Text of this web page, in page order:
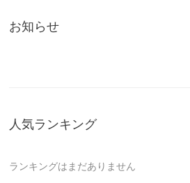
お知らせ
人気ランキング
ランキングはまだありません